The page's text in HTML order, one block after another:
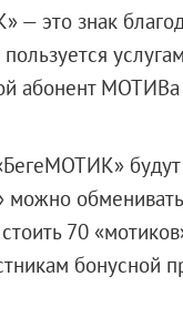
это знак
абонент МОТИВа
70
бонусной